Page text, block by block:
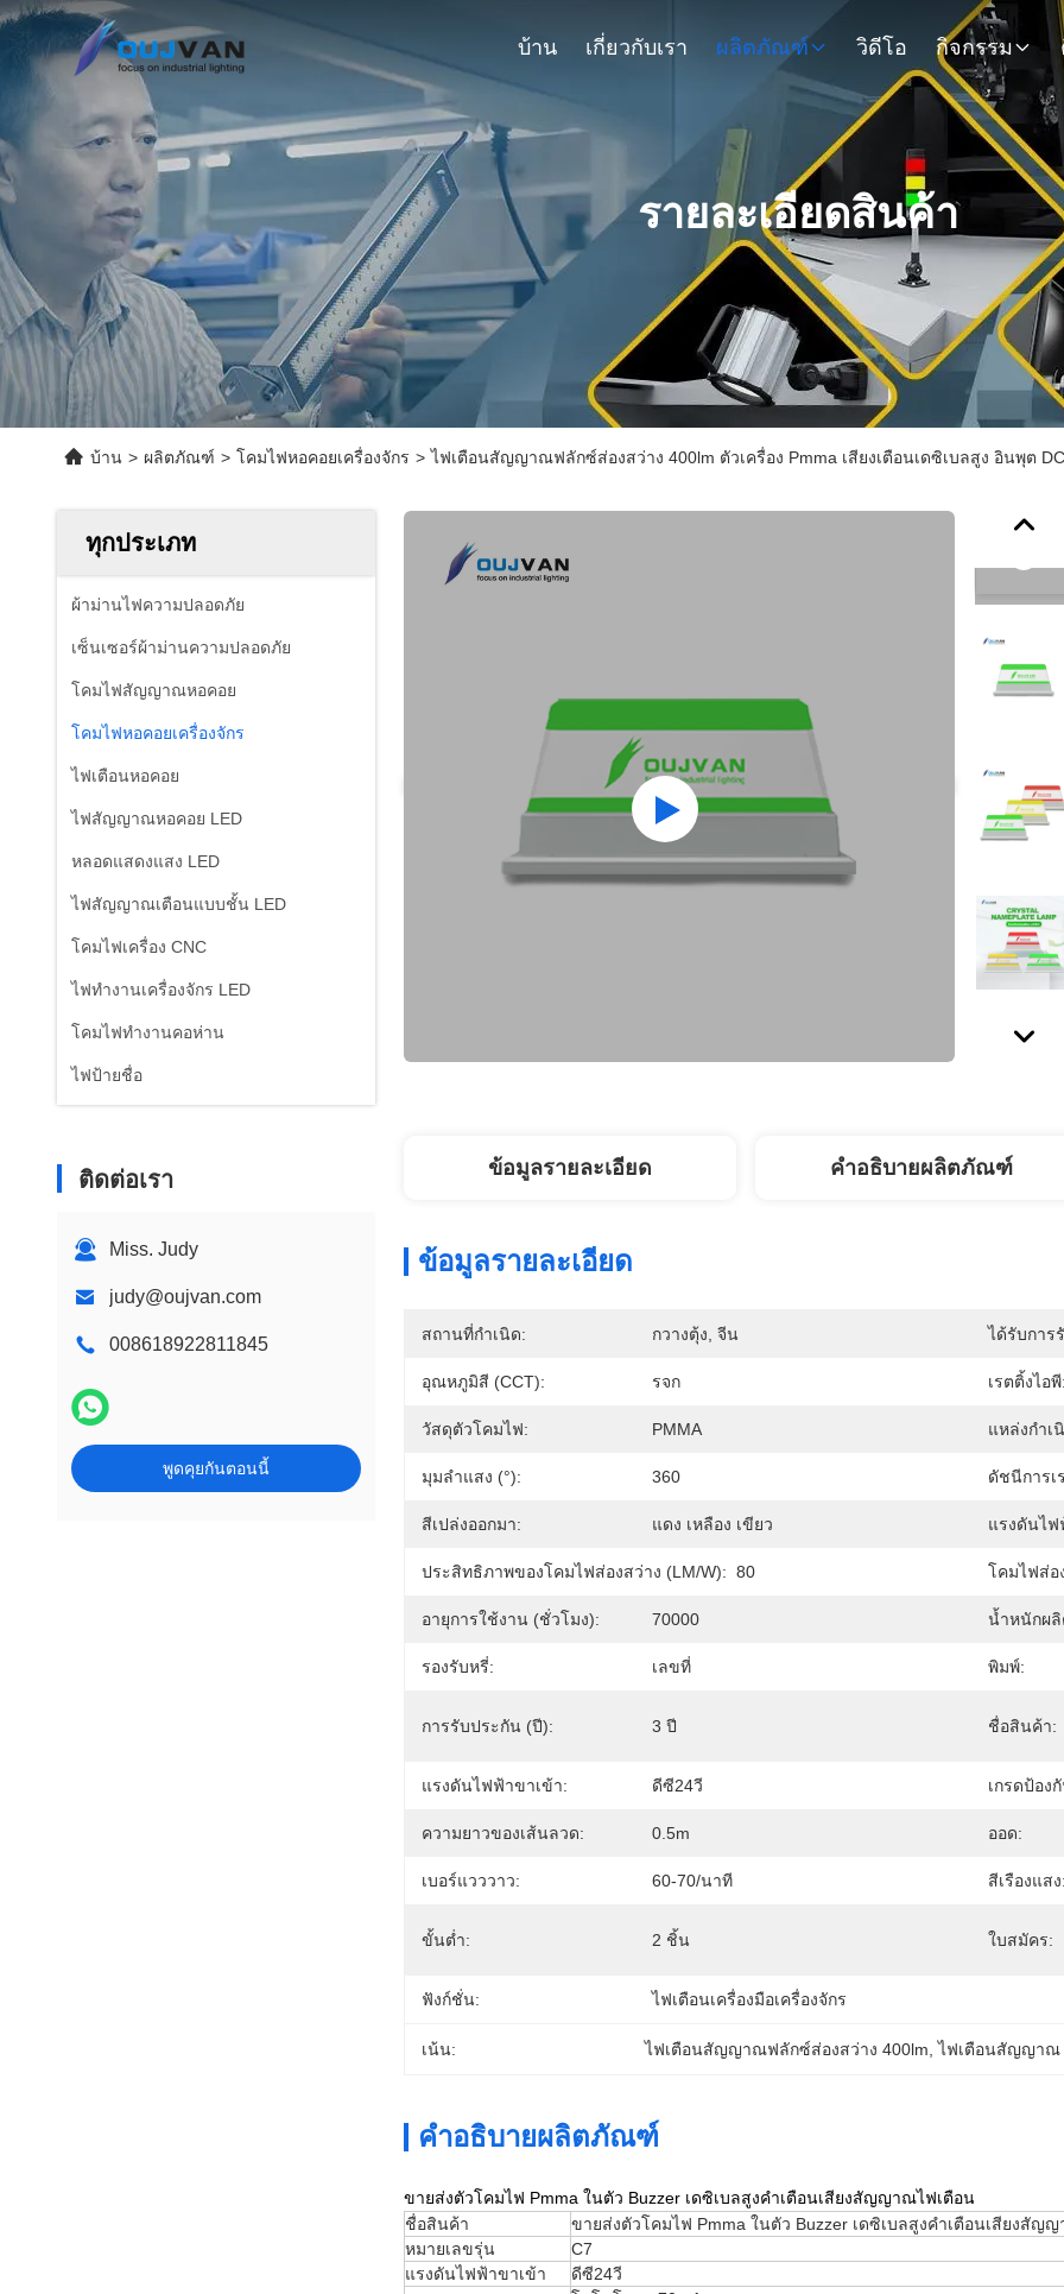
บ้าน เกี่ยวกับเรา ผลิตภัณฑ์ วิดีโอ กิจกรรม
รายละเอียดสินค้า
บ้าน > ผลิตภัณฑ์ > โคมไฟหอคอยเครื่องจักร > ไฟเตือนสัญญาณฟลักซ์ส่องสว่าง 400lm ตัวเครื่อง Pmma เสียงเตือนเดซิเบลสูง อินพุต
ทุกประเภท
ผ้าม่านไฟความปลอดภัย
เซ็นเซอร์ผ้าม่านความปลอดภัย
โคมไฟสัญญาณหอคอย
โคมไฟหอคอยเครื่องจักร
ไฟเตือนหอคอย
ไฟสัญญาณหอคอย LED
หลอดแสดงแสง LED
ไฟสัญญาณเตือนแบบชั้น LED
โคมไฟเครื่อง CNC
ไฟทำงานเครื่องจักร LED
โคมไฟทำงานคอห่าน
ไฟป้ายชื่อ
ติดต่อเรา
Miss. Judy
judy@oujvan.com
008618922811845
พูดคุยกันตอนนี้
ข้อมูลรายละเอียด คำอธิบายผลิตภัณฑ์
ข้อมูลรายละเอียด
สถานที่กำเนิด: กวางตุ้ง, จีน ได้รับการ
อุณหภูมิสี (CCT): รจก เรตติ้งไอพี:
วัสดุตัวโคมไฟ: PMMA แหล่งกำเ
มุมลำแสง (°): 360 ดัชนีการเ
สีเปล่งออกมา: แดง เหลือง เขียว แรงดันไฟ
ประสิทธิภาพของโคมไฟส่องสว่าง (LM/W): 80 โคมไฟส่อ
อายุการใช้งาน (ชั่วโมง): 70000 น้ำหนักผ
รองรับหรี่: เลขที่ พิมพ์:
การรับประกัน (ปี): 3 ปี ชื่อสินค้า:
แรงดันไฟฟ้าขาเข้า: ดีซี24วี เกรดป้อง
ความยาวของเส้นลวด: 0.5m ออด:
เบอร์แวววาว: 60-70/นาที สีเรืองแสง:
ขั้นต่ำ: 2 ชิ้น ใบสมัคร:
ฟังก์ชั่น: ไฟเตือนเครื่องมือเครื่องจักร
เน้น: ไฟเตือนสัญญาณฟลักซ์ส่องสว่าง 400lm , ไฟเตือนสัญญาณ
คำอธิบายผลิตภัณฑ์
ขายส่งตัวโคมไฟ Pmma ในตัว Buzzer เดซิเบลสูงคำเตือนเสียงสัญญาณไฟเตือน
ชื่อสินค้า
ขายส่งตัวโคมไฟ Pmma ในตัว Buzzer เดซิเบลสูงคำเตือนเสียงสัญ
หมายเลขรุ่น
C7
แรงดันไฟฟ้าขาเข้า
ดีซี24วี